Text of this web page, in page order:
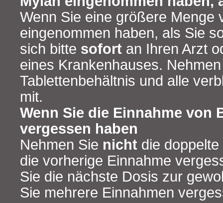
Wenn Sie eine größere Menge
eingenommen haben, als Sie
sich bitte sofort an Ihren Arzt
eines Krankenhauses.
Tablettenbehältnis und alle
mit.
Wenn Sie die Einnahme von
vergessen haben
Nehmen Sie nicht die
die vorherige Einnahme
Sie die nächste Dosis zur
Sie mehrere Einnahmen